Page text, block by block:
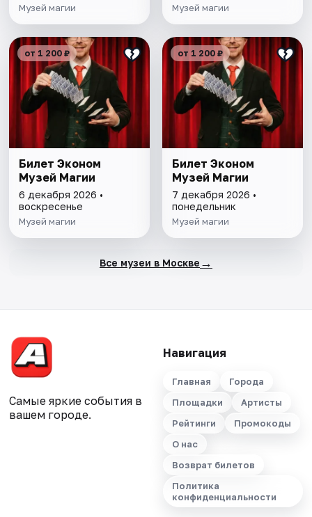
Музей магии Музей магии
от 1 200 ₽
Билет Эконом
Музей Магии
6 декабря 2026 •
воскресенье
Музей магии
от 1 200 ₽
Билет Эконом
Музей Магии
7 декабря 2026 •
понедельник
Музей магии
Все музеи в Москве →
Самые яркие события в
вашем городе.
Навигация
Главная
Города
Площадки
Артисты
Рейтинги
Промокоды
О нас
Возврат билетов
Политика
конфиденциальности